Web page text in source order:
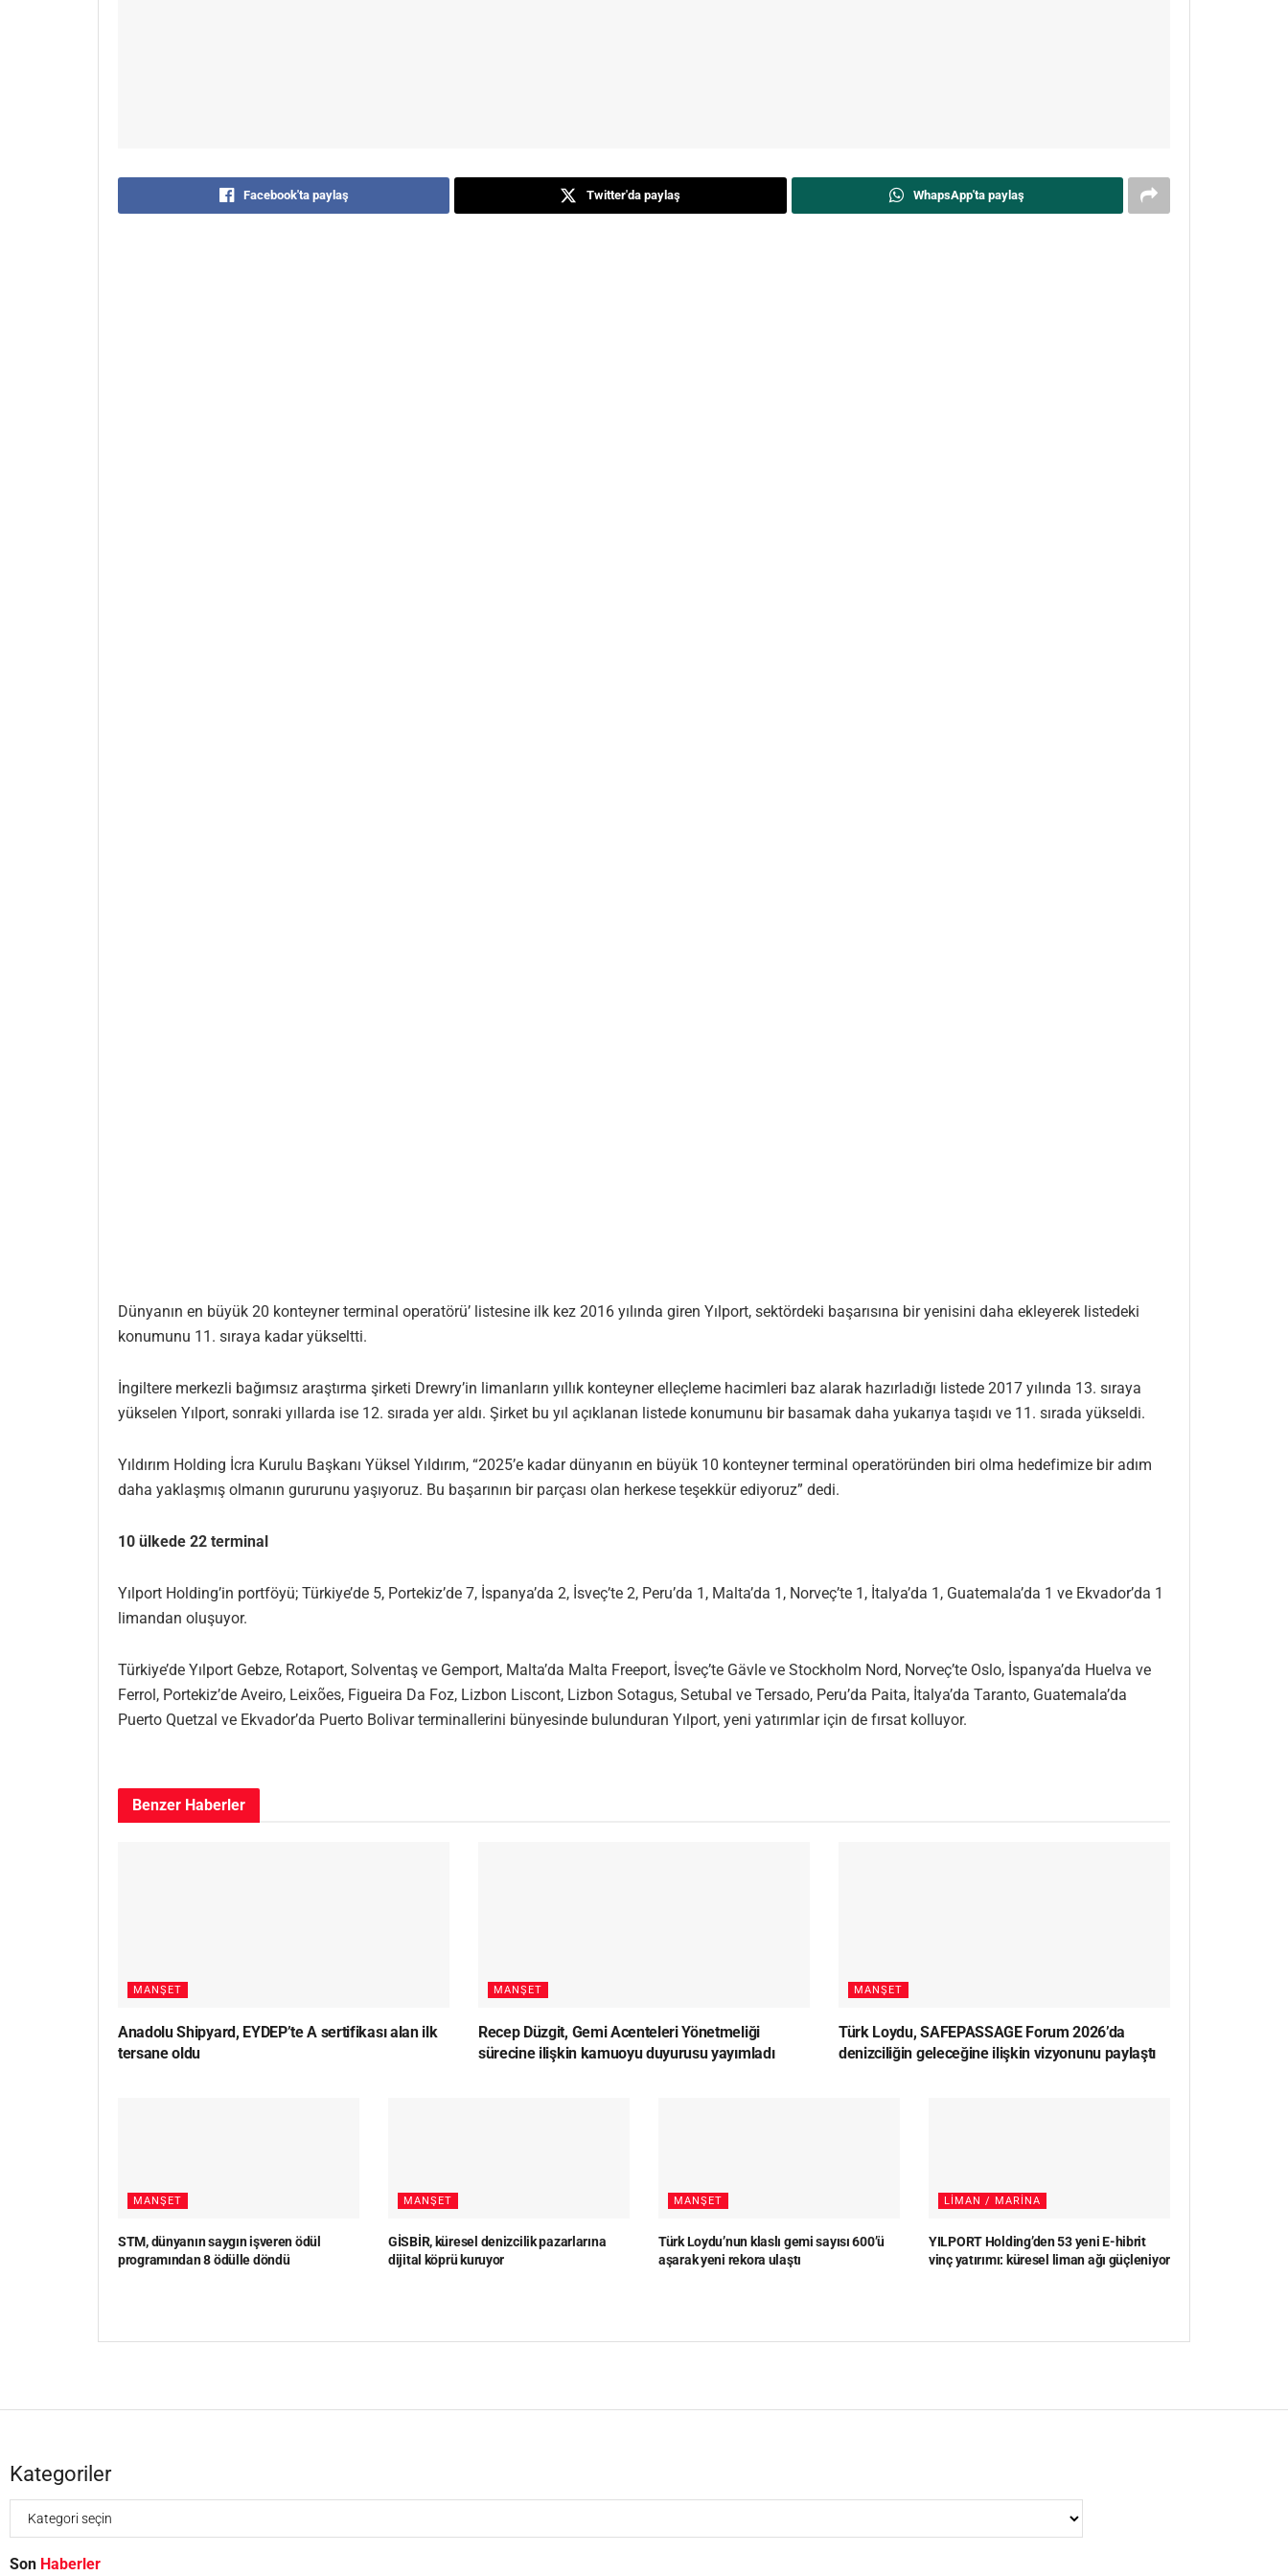
Facebook'ta paylaş Twitter'da paylaş WhapsApp'ta paylaş
Dünyanın en büyük 20 konteyner terminal operatörü’ listesine ilk kez 2016 yılında giren Yılport, sektördeki başarısına bir yenisini daha ekleyerek listedeki
konumunu 11. sıraya kadar yükseltti.
İngiltere merkezli bağımsız araştırma şirketi Drewry’in limanların yıllık konteyner elleçleme hacimleri baz alarak hazırladığı listede 2017 yılında 13. sıraya
yükselen Yılport, sonraki yıllarda ise 12. sırada yer aldı. Şirket bu yıl açıklanan listede konumunu bir basamak daha yukarıya taşıdı ve 11. sırada yükseldi.
Yıldırım Holding İcra Kurulu Başkanı Yüksel Yıldırım, “2025’e kadar dünyanın en büyük 10 konteyner terminal operatöründen biri olma hedefimize bir adım
daha yaklaşmış olmanın gururunu yaşıyoruz. Bu başarının bir parçası olan herkese teşekkür ediyoruz” dedi.
10 ülkede 22 terminal
Yılport Holding’in portföyü; Türkiye’de 5, Portekiz’de 7, İspanya’da 2, İsveç’te 2, Peru’da 1, Malta’da 1, Norveç’te 1, İtalya’da 1, Guatemala’da 1 ve Ekvador’da 1
limandan oluşuyor.
Türkiye’de Yılport Gebze, Rotaport, Solventaş ve Gemport, Malta’da Malta Freeport, İsveç’te Gävle ve Stockholm Nord, Norveç’te Oslo, İspanya’da Huelva ve
Ferrol, Portekiz’de Aveiro, Leixões, Figueira Da Foz, Lizbon Liscont, Lizbon Sotagus, Setubal ve Tersado, Peru’da Paita, İtalya’da Taranto, Guatemala’da
Puerto Quetzal ve Ekvador’da Puerto Bolivar terminallerini bünyesinde bulunduran Yılport, yeni yatırımlar için de fırsat kolluyor.
Benzer Haberler
MANŞET
Anadolu Shipyard, EYDEP’te A sertifikası alan ilk
tersane oldu
MANŞET
Recep Düzgit, Gemi Acenteleri Yönetmeliği
sürecine ilişkin kamuoyu duyurusu yayımladı
MANŞET
Türk Loydu, SAFEPASSAGE Forum 2026’da
denizciliğin geleceğine ilişkin vizyonunu paylaştı
MANŞET
STM, dünyanın saygın işveren ödül
programından 8 ödülle döndü
MANŞET
GİSBİR, küresel denizcilik pazarlarına
dijital köprü kuruyor
MANŞET
Türk Loydu’nun klaslı gemi sayısı 600’ü
aşarak yeni rekora ulaştı
LIMAN / MARINA
YILPORT Holding’den 53 yeni E-hibrit
vinç yatırımı: küresel liman ağı güçleniyor
Kategoriler
Son Haberler